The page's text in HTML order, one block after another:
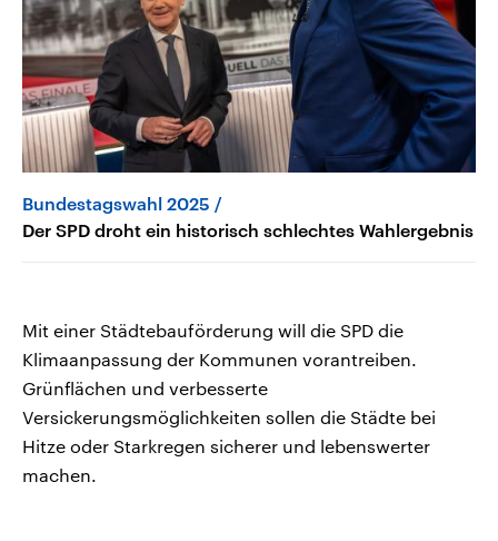
Bundestagswahl 2025
Der SPD droht ein historisch schlechtes Wahlergebnis
Mit einer Städtebauförderung will die SPD die
Klimaanpassung der Kommunen vorantreiben.
Grünflächen und verbesserte
Versickerungsmöglichkeiten sollen die Städte bei
Hitze oder Starkregen sicherer und lebenswerter
machen.